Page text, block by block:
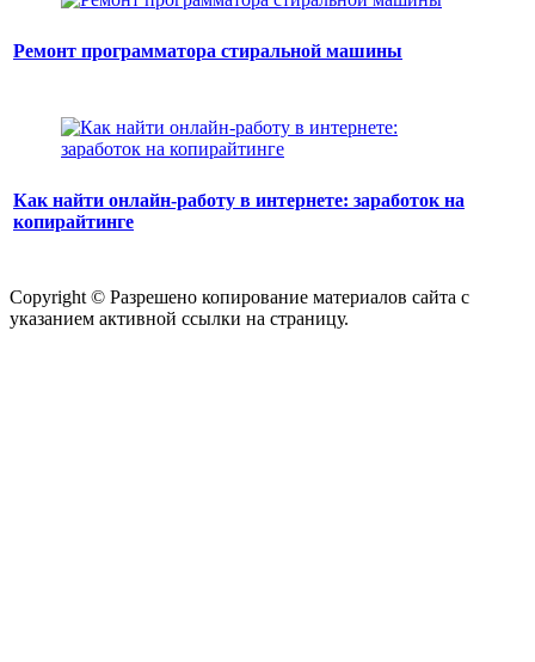
Ремонт программатора стиральной машины
Как найти онлайн-работу в интернете: заработок на
копирайтинге
Copyright © Разрешено копирование материалов сайта с
указанием активной ссылки на страницу.